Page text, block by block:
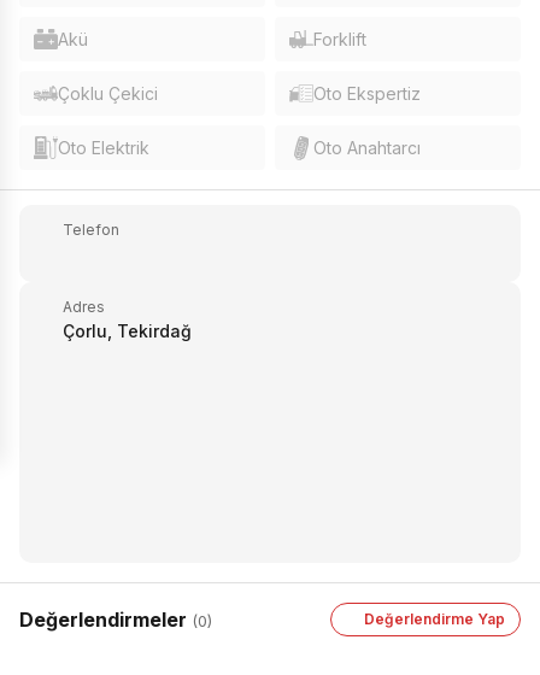
Akü Forklift
Çoklu Çekici Oto Ekspertiz
Oto Elektrik Oto Anahtarcı
Telefon
Adres
Çorlu, Tekirdağ
Değerlendirmeler (0) Değerlendirme Yap